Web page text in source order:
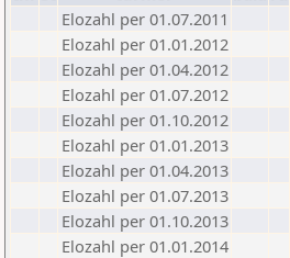
Elozahl per 01.07.2011
Elozahl per 01.01.2012
Elozahl per 01.04.2012
Elozahl per 01.07.2012
Elozahl per 01.10.2012
Elozahl per 01.01.2013
Elozahl per 01.04.2013
Elozahl per 01.07.2013
Elozahl per 01.10.2013
Elozahl per 01.01.2014